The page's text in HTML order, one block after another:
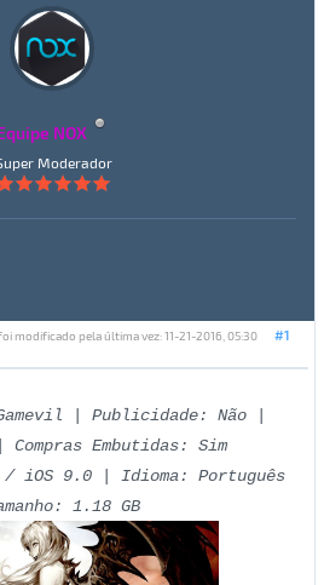
NOX
Moderador
#1
modificado pela última vez: 11-21-2016, 05:30
| Publicidade: Não |
Embutidas: Sim
/ iOS 9.0 | Idioma: Português
1.18 GB